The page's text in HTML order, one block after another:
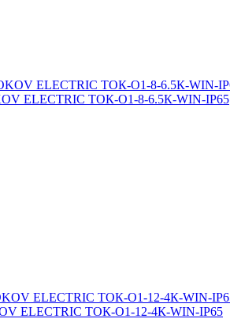
ELECTRIC ТОК-О1-8-6.5К-WIN-IP65
ELECTRIC ТОК-О1-12-4К-WIN-IP65